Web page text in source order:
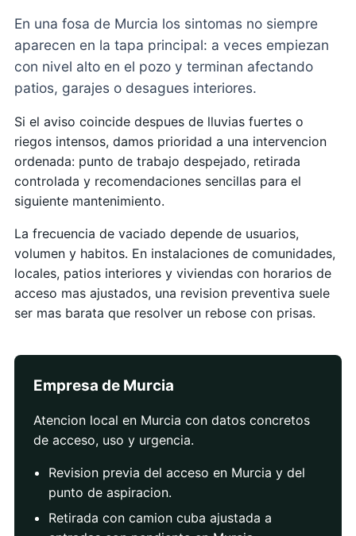
En una fosa de Murcia los sintomas no siempre
aparecen en la tapa principal: a veces empiezan
con nivel alto en el pozo y terminan afectando
patios, garajes o desagues interiores.
Si el aviso coincide despues de lluvias fuertes o
riegos intensos, damos prioridad a una intervencion
ordenada: punto de trabajo despejado, retirada
controlada y recomendaciones sencillas para el
siguiente mantenimiento.
La frecuencia de vaciado depende de usuarios,
volumen y habitos. En instalaciones de comunidades,
locales, patios interiores y viviendas con horarios de
acceso mas ajustados, una revision preventiva suele
ser mas barata que resolver un rebose con prisas.
Empresa de Murcia
Atencion local en Murcia con datos concretos
de acceso, uso y urgencia.
Revision previa del acceso en Murcia y del
punto de aspiracion.
Retirada con camion cuba ajustada a